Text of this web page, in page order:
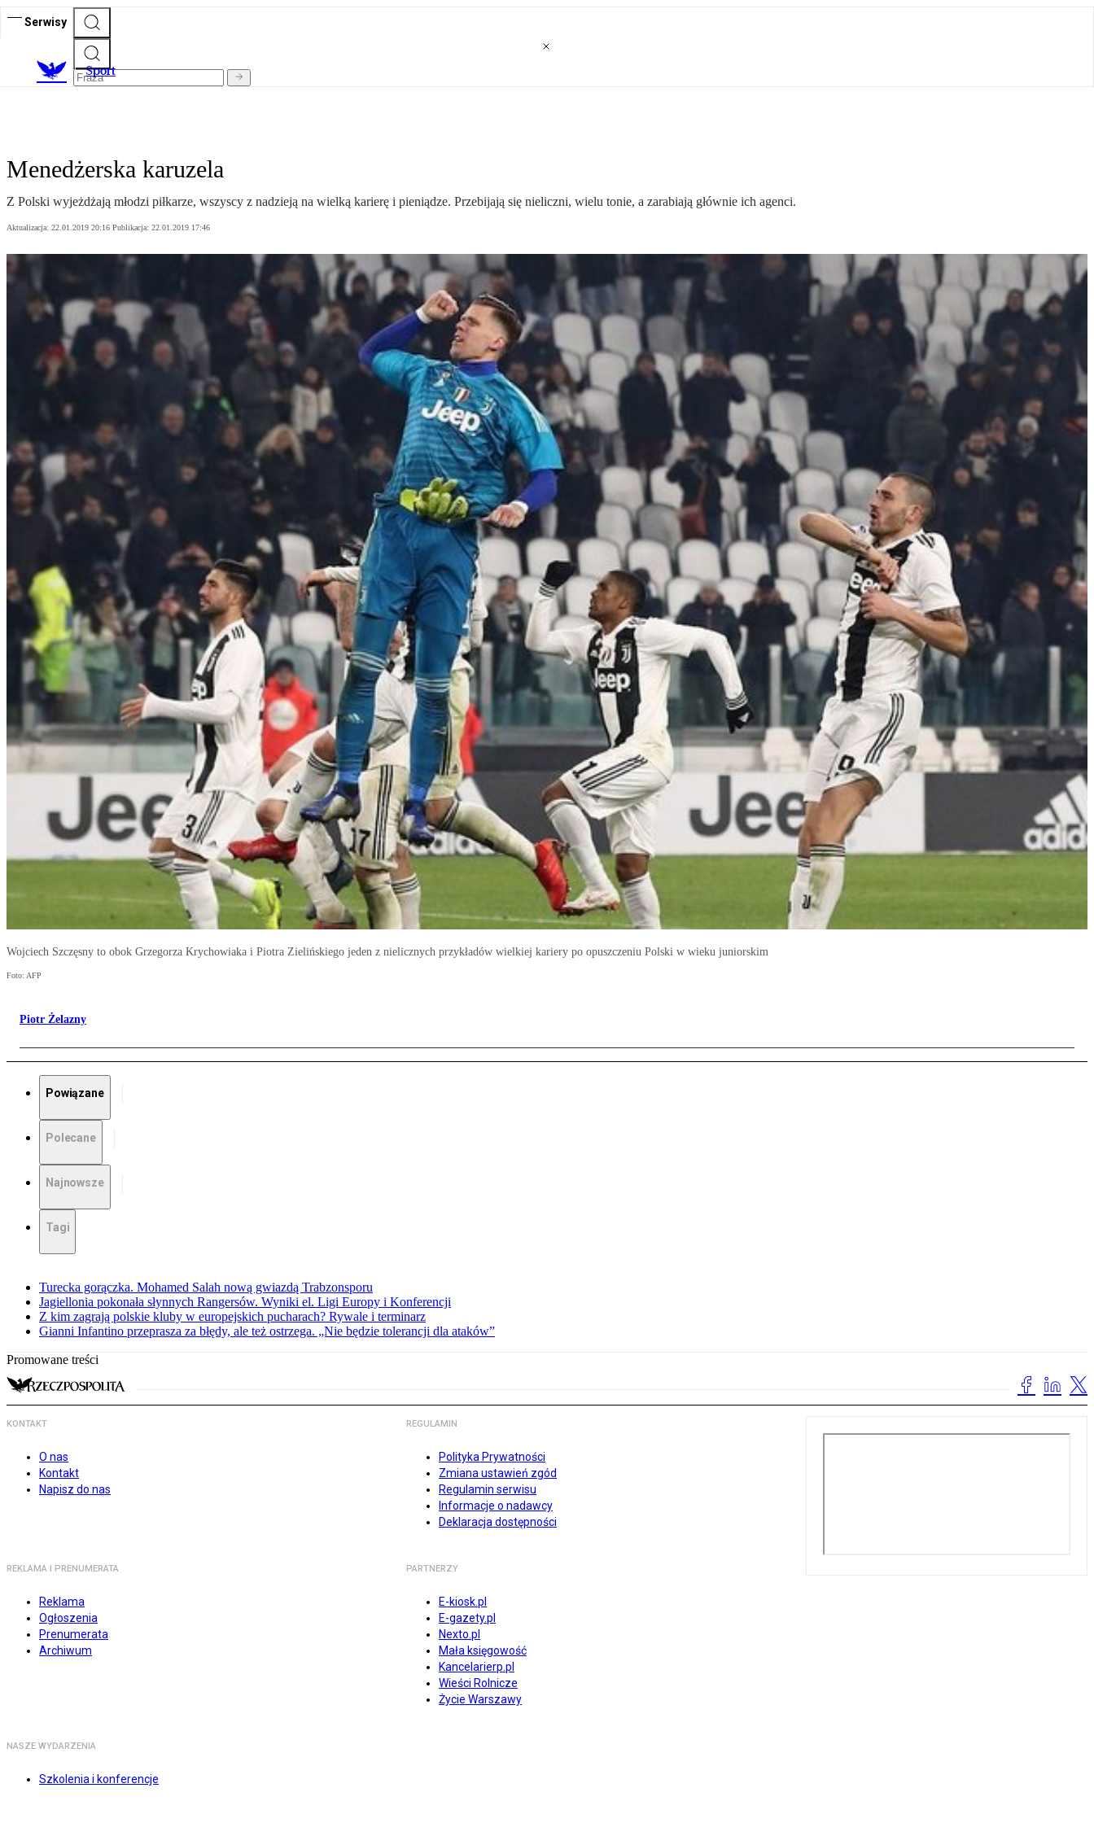
Serwisy
Sport
Menedżerska karuzela
Z Polski wyjeżdżają młodzi piłkarze, wszyscy z nadzieją na wielką karierę i pieniądze. Przebijają się nieliczni, wielu tonie, a zarabiają głównie ich agenci.
Aktualizacja: 22.01.2019 20:16 Publikacja: 22.01.2019 17:46
Wojciech Szczęsny to obok Grzegorza Krychowiaka i Piotra Zielińskiego jeden z nielicznych przykładów wielkiej kariery po opuszczeniu Polski w wieku juniorskim
Foto: AFP
Piotr Żelazny
Powiązane
Polecane
Najnowsze
Tagi
Turecka gorączka. Mohamed Salah nową gwiazdą Trabzonsporu
Jagiellonia pokonała słynnych Rangersów. Wyniki el. Ligi Europy i Konferencji
Z kim zagrają polskie kluby w europejskich pucharach? Rywale i terminarz
Gianni Infantino przeprasza za błędy, ale też ostrzega. „Nie będzie tolerancji dla ataków”
Promowane treści
KONTAKT
O nas
Kontakt
Napisz do nas
REGULAMIN
Polityka Prywatności
Zmiana ustawień zgód
Regulamin serwisu
Informacje o nadawcy
Deklaracja dostępności
REKLAMA I PRENUMERATA
Reklama
Ogłoszenia
Prenumerata
Archiwum
PARTNERZY
E-kiosk.pl
E-gazety.pl
Nexto.pl
Mała księgowość
Kancelarierp.pl
Wieści Rolnicze
Życie Warszawy
NASZE WYDARZENIA
Szkolenia i konferencje